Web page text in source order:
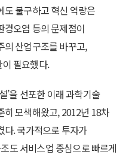
도 불구하고 혁신 역량은
경오염 등의 문제점이
의 산업구조를 바꾸고,
필요했다.
’을 선포한 이래 과학기술
히 모색해왔고, 2012년 18차
다. 국가적으로 투자가
도 서비스업 중심으로 빠르게